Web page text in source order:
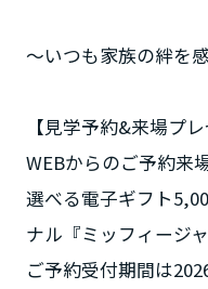
～いつも家族の絆を
【見学予約&来場プ
WEBからのご予約来場
選べる電子ギフト
ナル『ミッフィージ
ご予約受付期間は